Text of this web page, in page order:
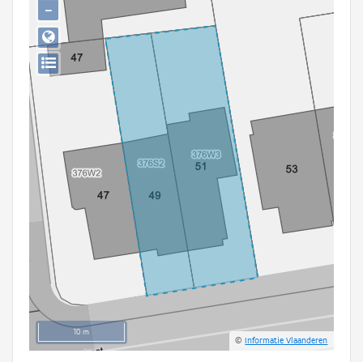
Hergebruik
Aanmelden
10 m
©Informatie Vlaanderen
−